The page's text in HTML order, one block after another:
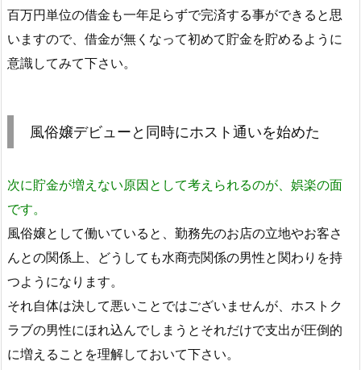
百万円単位の借金も一年足らずで完済する事ができると思
いますので、借金が無くなって初めて貯金を貯めるように
意識してみて下さい。
風俗嬢デビューと同時にホスト通いを始めた
次に貯金が増えない原因として考えられるのが、娯楽の面
です。
風俗嬢として働いていると、勤務先のお店の立地やお客さ
んとの関係上、どうしても水商売関係の男性と関わりを持
つようになります。
それ自体は決して悪いことではございませんが、ホストク
ラブの男性にほれ込んでしまうとそれだけで支出が圧倒的
に増えることを理解しておいて下さい。